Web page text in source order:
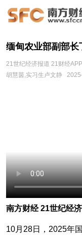
缅甸农业部副部
21世纪经济报道 21财经APP
胡慧茵,实习生卢文静
南方财经 21世纪经
10月28日，2025年